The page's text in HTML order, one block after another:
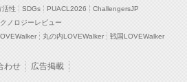
活性 SDGs PUACL2026
ChallengersJP
ノロジーレビュー
丸の内LOVEWalker 戦国LOVEWalker
わせ 広告掲載